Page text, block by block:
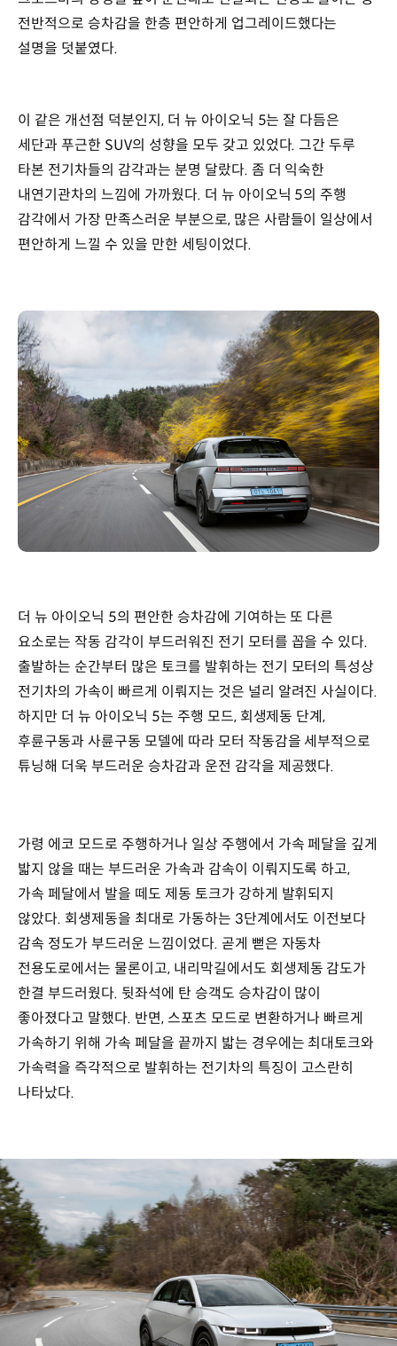
전반적으로 승차감을 한층 편안하게 업그레이드했다는
설명을 덧붙였다.
이 같은 개선점 덕분인지, 더 뉴 아이오닉 5는 잘 다듬은
세단과 푸근한 SUV의 성향을 모두 갖고 있었다. 그간 두루
타본 전기차들의 감각과는 분명 달랐다. 좀 더 익숙한
내연기관차의 느낌에 가까웠다. 더 뉴 아이오닉 5의 주행
감각에서 가장 만족스러운 부분으로, 많은 사람들이 일상에서
편안하게 느낄 수 있을 만한 세팅이었다.
더 뉴 아이오닉 5의 편안한 승차감에 기여하는 또 다른
요소로는 작동 감각이 부드러워진 전기 모터를 꼽을 수 있다.
출발하는 순간부터 많은 토크를 발휘하는 전기 모터의 특성상
전기차의 가속이 빠르게 이뤄지는 것은 널리 알려진 사실이다.
하지만 더 뉴 아이오닉 5는 주행 모드, 회생제동 단계,
후륜구동과 사륜구동 모델에 따라 모터 작동감을 세부적으로
튜닝해 더욱 부드러운 승차감과 운전 감각을 제공했다.
가령 에코 모드로 주행하거나 일상 주행에서 가속 페달을 깊게
밟지 않을 때는 부드러운 가속과 감속이 이뤄지도록 하고,
가속 페달에서 발을 떼도 제동 토크가 강하게 발휘되지
않았다. 회생제동을 최대로 가동하는 3단계에서도 이전보다
감속 정도가 부드러운 느낌이었다. 곧게 뻗은 자동차
전용도로에서는 물론이고, 내리막길에서도 회생제동 감도가
한결 부드러웠다. 뒷좌석에 탄 승객도 승차감이 많이
좋아졌다고 말했다. 반면, 스포츠 모드로 변환하거나 빠르게
가속하기 위해 가속 페달을 끝까지 밟는 경우에는 최대토크와
가속력을 즉각적으로 발휘하는 전기차의 특징이 고스란히
나타났다.